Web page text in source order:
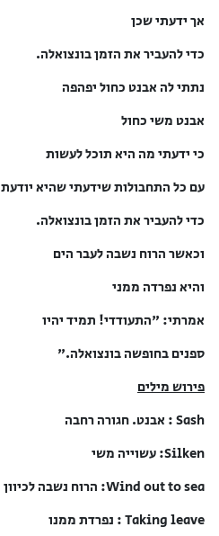
אך ידעתי שכן
כדי להעביר את הזמן בונצואלה.
נתתי לה אבנט כחול יפהפה
אבנט משי כחול
כי ידעתי מה היא תוכל לעשות
עם כל התחבולות שידעתי שהיא יודעת
כדי להעביר את הזמן בונצואלה.
וכאשר הרוח נשבה לעבר הים
והיא נפרדה ממני
אמרתי: "התעודדי! תמיד יהיו
ספנים בחופשה בונצואלה."
פירוש מילים
Sash : אבנט. חגורה רחבה
Silken: עשוייה משי
Wind out to sea: הרוח נשבה לכיוון הים
Taking leave : נפרדת ממנו